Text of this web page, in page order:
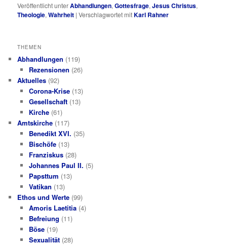
Veröffentlicht unterAbhandlungen,Gottesfrage,Jesus Christus,
Theologie,Wahrheit |Verschlagwortet mitKarl Rahner
THEMEN
Abhandlungen (119)
Rezensionen (26)
Aktuelles (92)
Corona-Krise(13)
Gesellschaft(13)
Kirche(61)
Amtskirche (117)
Benedikt XVI. (35)
Bischöfe(13)
Franziskus(28)
Johannes Paul II. (5)
Papsttum (13)
Vatikan (13)
Ethos und Werte (99)
Amoris Laetitia(4)
Befreiung (11)
Böse(19)
Sexualität(28)